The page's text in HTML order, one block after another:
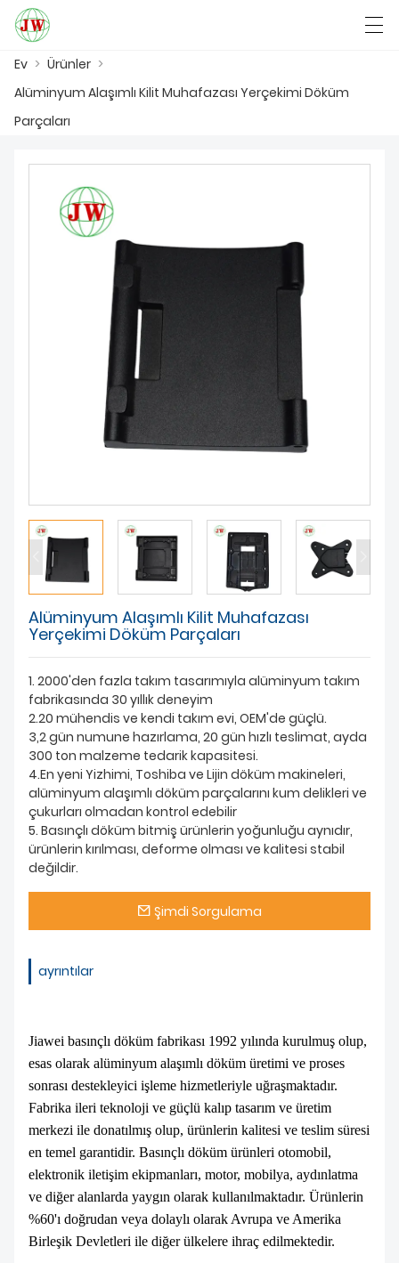
EV
ÜRÜNLER
FABRIKA GÖSTERISI
BIZIMLE ILETIŞIME GEÇIN
العربية Ev > Ürünler >
Alüminyum Alaşımlı Kilit Muhafazası Yerçekimi Döküm
Parçaları
Alüminyum Alaşımlı Kilit Muhafazası
Yerçekimi Döküm Parçaları
1. 2000'den fazla takım tasarımıyla alüminyum takım
fabrikasında 30 yıllık deneyim
2.20 mühendis ve kendi takım evi, OEM'de güçlü.
3,2 gün numune hazırlama, 20 gün hızlı teslimat, ayda
300 ton malzeme tedarik kapasitesi.
4.En yeni Yizhimi, Toshiba ve Lijin döküm makineleri,
alüminyum alaşımlı döküm parçalarını kum delikleri ve
çukurları olmadan kontrol edebilir
5. Basınçlı döküm bitmiş ürünlerin yoğunluğu aynıdır,
ürünlerin kırılması, deforme olması ve kalitesi stabil
değildir.
Şimdi Sorgulama
ayrıntılar
Jiawei basınçlı döküm fabrikası 1992 yılında kurulmuş olup,
esas olarak alüminyum alaşımlı döküm üretimi ve proses
sonrası destekleyici işleme hizmetleriyle uğraşmaktadır.
Fabrika ileri teknoloji ve güçlü kalıp tasarım ve üretim
merkezi ile donatılmış olup, ürünlerin kalitesi ve teslim süresi
en temel garantidir. Basınçlı döküm ürünleri otomobil,
elektronik iletişim ekipmanları, motor, mobilya, aydınlatma
ve diğer alanlarda yaygın olarak kullanılmaktadır. Ürünlerin
%60'ı doğrudan veya dolaylı olarak Avrupa ve Amerika
Birleşik Devletleri ile diğer ülkelere ihraç edilmektedir.